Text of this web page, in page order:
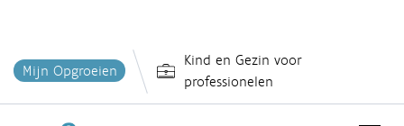
en Mijn Opgroeien
Kind en Gezin voor
professionelen